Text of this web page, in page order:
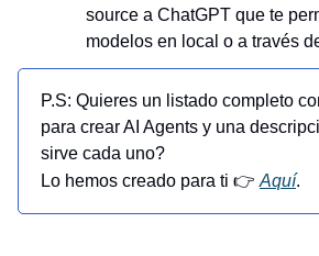
source a ChatGPT que te
modelos en local o a través
P.S: Quieres un listado completo
para crear AI Agents y una
sirve cada uno?
Lo hemos creado para ti 👉 Aquí.